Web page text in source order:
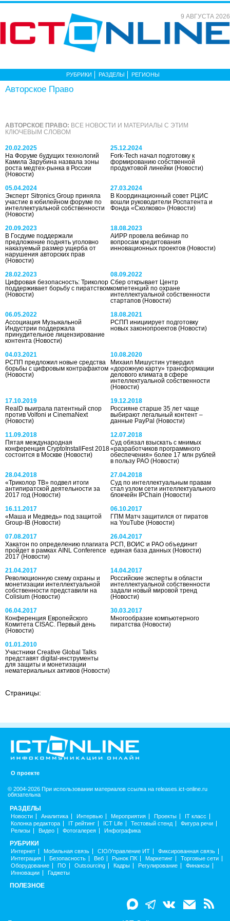
9 АВГУСТА 2026
РУБРИКИ РАЗДЕЛЫ РЕГИОНЫ
Авторское Право
АВТОРСКОЕ ПРАВО: ВСЕ НОВОСТИ И МАТЕРИАЛЫ С ЭТИМ
КЛЮЧЕВЫМ СЛОВОМ
20.02.2025
На Форуме будущих технологий
Камила Зарубина назвала зоны
роста медтех-рынка в России
(Новости)
25.12.2024
Fork-Tech начал подготовку к
формированию собственной
продуктовой линейки(Новости)
05.04.2024
Эксперт Sitronics Group приняла
участие в юбилейном форуме по
интеллектуальной собственности
(Новости)
27.03.2024
В Координационный совет РЦИС
вошли руководители Роспатента и
Фонда «Сколково»(Новости)
20.09.2023
В Госдуме поддержали
предложение поднять уголовно
наказуемый размер ущерба от
нарушения авторских прав
(Новости)
18.08.2023
АИРР провела вебинар по
вопросам кредитования
инновационных проектов(Новости)
28.02.2023
Цифровая безопасность: Триколор
поддерживает борьбу с пиратством
(Новости)
08.09.2022
Сбер открывает Центр
компетенций по охране
интеллектуальной собственности
стартапов(Новости)
06.05.2022
Ассоциация Музыкальной
Индустрии поддержала
принудительное лицензирование
контента (Новости)
18.08.2021
РСПП инициирует подготовку
новых законопроектов(Новости)
04.03.2021
РСПП предложил новые средства
борьбы с цифровым контрафактом
(Новости)
10.08.2020
Михаил Мишустин утвердил
«дорожную карту» трансформации
делового климата в сфере
интеллектуальной собственности
(Новости)
17.10.2019
RealD выиграла патентный спор
против Volfoni и CinemaNext
(Новости)
19.12.2018
Россияне старше 35 лет чаще
выбирают легальный контент –
данные PayPal(Новости)
11.09.2018
Пятая международная
конференция CryptoInstallFest 2018
состоится в Москве (Новости)
12.07.2018
Суд обязал взыскать с мнимых
«разработчиков программного
обеспечения» более 17 млн рублей
в пользу РАО(Новости)
28.04.2018
«Триколор ТВ» подвел итоги
антипиратской деятельности за
2017 год (Новости)
27.04.2018
Суд по интеллектуальным правам
стал узлом сети интеллектуального
блокчейн IPChain(Новости)
16.11.2017
«Маша и Медведь» под защитой
Group-IB (Новости)
06.10.2017
ГПМ Матч защитился от пиратов
на YouTube(Новости)
07.08.2017
Хакатон по определению плагиата
пройдет в рамках AINL Conference
2017 (Новости)
26.04.2017
РСП, ВОИС и РАО объединит
единая база данных(Новости)
21.04.2017
Революционную схему охраны и
монетизации интеллектуальной
собственности представили на
Colisium (Новости)
14.04.2017
Российские эксперты в области
интеллектуальной собственности
задали новый мировой тренд
(Новости)
06.04.2017
Конференция Европейского
Комитета CISAC. Первый день
(Новости)
30.03.2017
Многообразие компьютерного
пиратства(Новости)
01.01.2010
Участники Creative Global Talks
представят digital-инструменты
для защиты и монетизации
нематериальных активов (Новости)
Страницы:
О проекте
© 2004-2026 При использовании материалов ссылка на releases.ict-online.ru
обязательна
РАЗДЕЛЫ
Новости Аналитика Интервью Мероприятия Проекты
IT класс
Колонка редактора
IT рейтинг ICT Life Тестовый стенд
Фигура речи
Релизы
Видео Фотогалерея Инфографика
РУБРИКИ
Интернет Мобильная связь CIO/Управление ИТ
Фиксированная связь
Интеграция
Безопасность Веб Рынок ПК Маркетинг
Торговые сети
Оборудование
ПО Outsourcing Кадры Регулирование
Финансы
Инновации
Гаджеты
ПОЛЕЗНОЕ